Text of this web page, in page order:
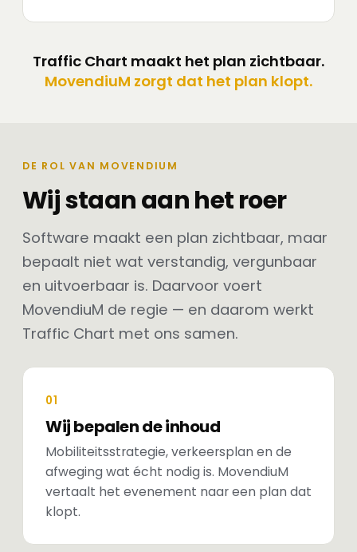
Traffic Chart maakt het plan zichtbaar.
MovendiuM zorgt dat het plan klopt.
DE ROL VAN MOVENDIUM
Wij staan aan het roer
Software maakt een plan zichtbaar, maar
bepaalt niet wat verstandig, vergunbaar
en uitvoerbaar is. Daarvoor voert
MovendiuM de regie — en daarom werkt
Traffic Chart met ons samen.
01
Wij bepalen de inhoud
Mobiliteitsstrategie, verkeersplan en de
afweging wat écht nodig is. MovendiuM
vertaalt het evenement naar een plan dat
klopt.